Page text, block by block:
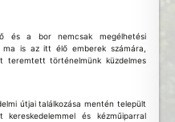
és a bor nemcsak megélhetési
is az itt élő emberek számára,
teremtett történelmünk küzdelmes
útjai találkozása mentén települt
és kézműiparral